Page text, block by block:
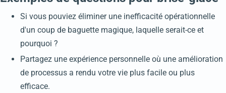
Si vous pouviez éliminer une inefficacité opérationnelle
d'un coup de baguette magique, laquelle serait-ce et
pourquoi ?
Partagez une expérience personnelle où une amélioration
de processus a rendu votre vie plus facile ou plus
efficace.